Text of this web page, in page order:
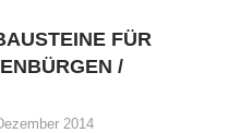
FÜR
/
2014